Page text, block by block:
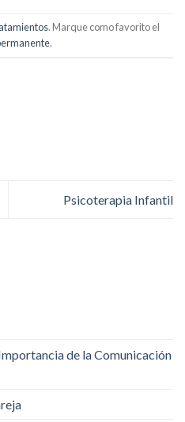
. Marque como favorito el
.
Psicoterapia Infantil
de la Comunicación